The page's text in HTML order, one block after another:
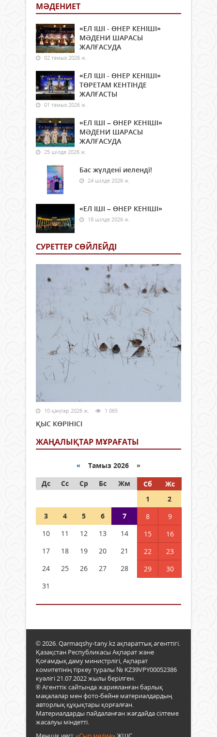
МӘДЕНИЕТ
«ЕЛ ІШІ - ӨНЕР КЕНІШІ»
МӘДЕНИ ШАРАСЫ
ЖАЛҒАСУДА
02 тамыз 2026 ж.
«ЕЛ ІШІ - ӨНЕР КЕНІШІ»
ТӨРЕТАМ КЕНТІНДЕ
ЖАЛҒАСТЫ
01 тамыз 2026 ж.
«ЕЛ ІШІ – ӨНЕР КЕНІШІ»
МӘДЕНИ ШАРАСЫ
ЖАЛҒАСУДА
25 шілде 2026 ж.
Бас жүлдені иеленді!
24 шілде 2026 ж.
«ЕЛ ІШІ – ӨНЕР КЕНІШІ»
18 шілде 2026 ж.
СУРЕТТЕР СӨЙЛЕЙДI
10 қаңтар 2026 ж. 1 065
ҚЫС КӨРІНІСІ
ЖАҢАЛЫҚТАР МҰРАҒАТЫ
« Тамыз 2026 »
Дс
Сс Ср Бс Жм Сб
Жс
1
2
3
4 5 6 7 8
9
10
11 12 13 14 15
16
17
18 19 20 21 22
23
24
25 26 27 28 29
30
31
© 2026. Qarmaqshy-tany.kz ақпараттық агенттігі.
Қазақстан Республикасы Ақпарат және
Қоғамдық даму министрлігі, Ақпарат
комитетінің тіркеу туралы № KZ39VPY00052386
куәлігі 21.07.2022 жылы берілген.
® Агенттік сайтында жарияланған барлық
мақалалар мен фото-бейне материалдардың
авторлық құқықтары қорғалған.
Материалдарды пайдаланған жағдайда сілтеме
жасалуы міндетті.